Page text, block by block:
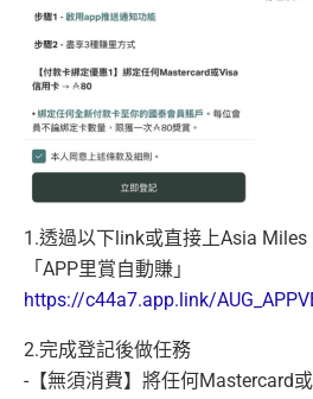
1.透過以下link或直接上Asia Miles
「APP里賞自動賺」
https://c44a7.app.link/
2.完成登記後做任務
-【無須消費】將任何Mastercard